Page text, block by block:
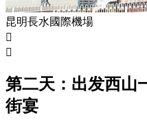
昆明長水國際機場


第二天：出发西山
街宴